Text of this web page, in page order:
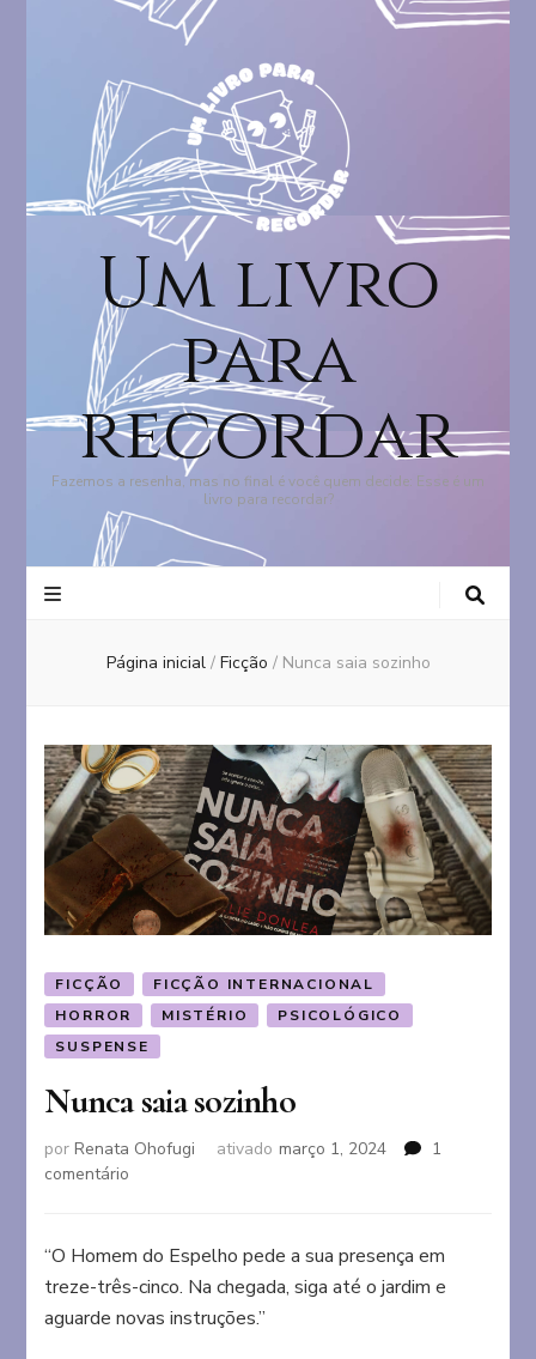
Um livro
para
recordar
Fazemos a resenha, mas no final é você quem decide: Esse é um
livro para recordar?
Página inicial / Ficção / Nunca saia sozinho
FICÇÃO
FICÇÃO INTERNACIONAL
HORROR
MISTÉRIO
PSICOLÓGICO
SUSPENSE
Nunca saia sozinho
porRenata Ohofugi ativado março 1, 2024
1
comentário
sozinho
“O Homem do Espelho pede a sua presença em
treze-três-cinco. Na chegada, siga até o jardim e
aguarde novas instruções.”